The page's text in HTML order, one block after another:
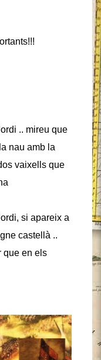
.. mireu que
nau amb la
vaixells que
si apareix a
castellà ..
que en els